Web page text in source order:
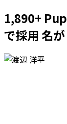
1,890+
で採用 名